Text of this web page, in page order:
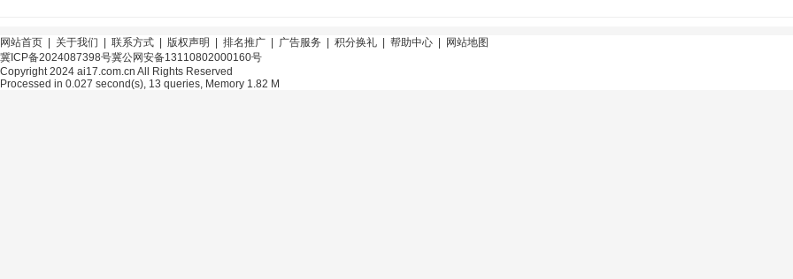
网站首页 关于我们 联系方式 版权声明 排名推广 广告服务 积分换礼 帮助中心
网站地图
冀ICP备2024087398号冀公网安备13110802000160号
Copyright 2024 ai17.com.cn All Rights Reserved
Processed in 0.027 second(s), 13 queries, Memory 1.82 M